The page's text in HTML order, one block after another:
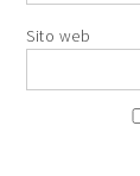
Sito web